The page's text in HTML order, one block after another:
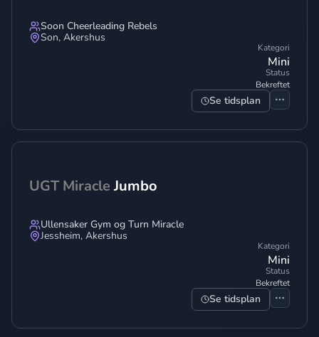
Soon Cheerleading Rebels
Son, Akershus
Kategori
Mini
Status
Bekreftet
Se tidsplan
UGT Miracle Jumbo
Ullensaker Gym og Turn Miracle
Jessheim, Akershus
Kategori
Mini
Status
Bekreftet
Se tidsplan